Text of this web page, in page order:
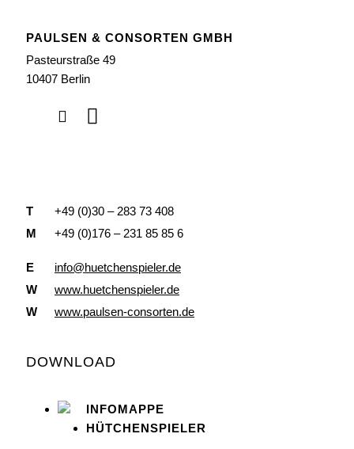
PAULSEN & CONSORTEN GMBH
Pasteurstraße 49
10407 Berlin
T
+49 (0)30 – 283 73 408
M
+49 (0)176 – 231 85 85 6
E
info@huetchenspieler.de
W
www.huetchenspieler.de
W
www.paulsen-consorten.de
DOWNLOAD
INFOMAPPE
HÜTCHENSPIELER